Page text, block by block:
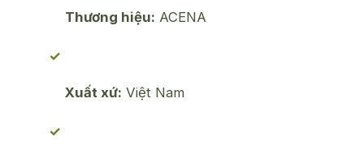
Thương hiệu: ACENA
Xuất xứ: Việt Nam